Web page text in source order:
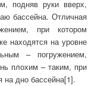
подняв руки вверх,
бассейна. Отличная
при котором
находятся на уровне
– погружением,
плохим – таким, при
на дно бассейна[1].